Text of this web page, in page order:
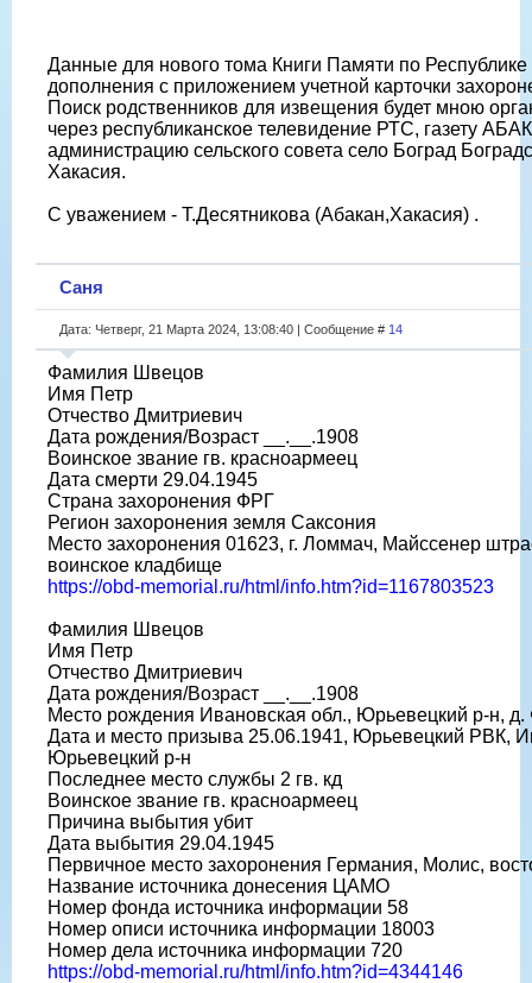
Данные для нового тома Книги Памяти по
дополнения с приложением учетной карточки
Поиск родственников для извещения будет мною
через республиканское телевидение РТС, газету
администрацию сельского совета село Боград
Хакасия.
С уважением - Т.Десятникова (Абакан,Хакасия) .
Саня
Дата: Четверг, 21 Марта 2024, 13:08:40 | Сообщение # 14
Фамилия Швецов
Имя Петр
Отчество Дмитриевич
Дата рождения/Возраст __.__.1908
Воинское звание гв. красноармеец
Дата смерти 29.04.1945
Страна захоронения ФРГ
Регион захоронения земля Саксония
Место захоронения 01623, г. Ломмач, Майссенер
воинское кладбище
https://obd-memorial.ru/html/info.htm?id=1167803523
Фамилия Швецов
Имя Петр
Отчество Дмитриевич
Дата рождения/Возраст __.__.1908
Место рождения Ивановская обл., Юрьевецкий р-н, д.
Дата и место призыва 25.06.1941, Юрьевецкий РВК,
Юрьевецкий р-н
Последнее место службы 2 гв. кд
Воинское звание гв. красноармеец
Причина выбытия убит
Дата выбытия 29.04.1945
Первичное место захоронения Германия, Молис,
Название источника донесения ЦАМО
Номер фонда источника информации 58
Номер описи источника информации 18003
Номер дела источника информации 720
https://obd-memorial.ru/html/info.htm?id=4344146